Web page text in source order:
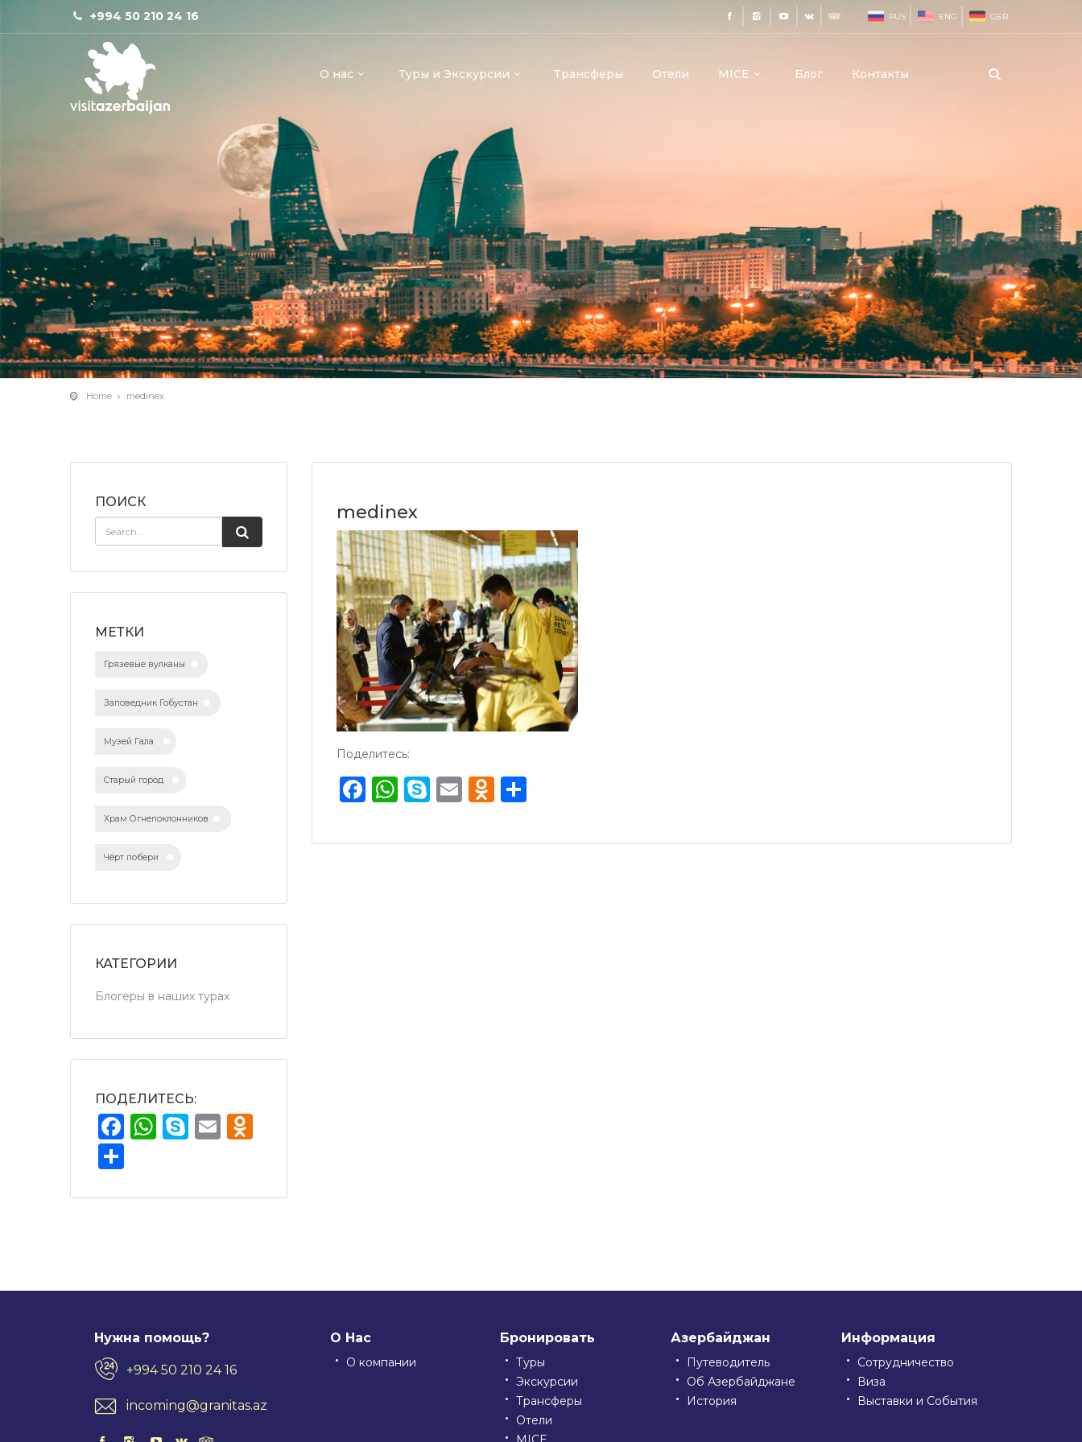
+994 50 210 24 16 RUS ENG GER
О нас Туры и Экскурсии Трансферы Отели MICE Блог Контакты
Home medinex
ПОИСК
МЕТКИ
Грязевые вулканы
Заповедник Гобустан
Музей Гала
Старый город
Храм Огнепоклонников
Чёрт побери
КАТЕГОРИИ
Блогеры в наших турах
ПОДЕЛИТЕСЬ:
Facebook
WhatsApp
SkypeEmail
medinex
Поделитесь:
Facebook
WhatsApp
Skype
EmailOdnoklassniki
Нужна помощь?
+994 50 210 24 16
incoming@granitas.az
О Нас
О компании
Бронировать
Туры
Экскурсии
Трансферы
Отели
Азербайджан
Путеводитель
Об Азербайджане
История
Информация
Сотрудничество
Виза
Выставки и События